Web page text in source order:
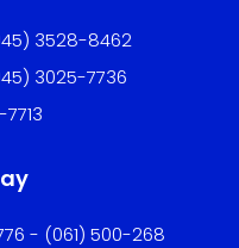
3528-8462
3025-7736
- (061) 500-268